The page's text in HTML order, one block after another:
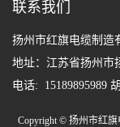
联系我们
扬州市红旗电缆制造
地址：江苏省扬州市
电话: 15189895989
Copyright © 扬州市红旗